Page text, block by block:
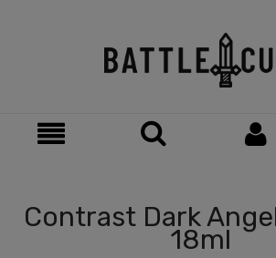
Contrast Dark
18ml